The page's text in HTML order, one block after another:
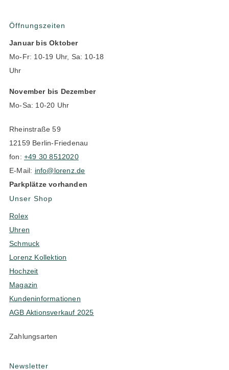
Öffnungszeiten
Januar bis Oktober
Mo-Fr: 10-19 Uhr, Sa: 10-18
Uhr
November bis Dezember
Mo-Sa: 10-20 Uhr
Rheinstraße 59
12159 Berlin-Friedenau
fon: +49 30 8512020
E-Mail: info@lorenz.de
Parkplätze vorhanden
Unser Shop
Rolex
Uhren
Schmuck
Lorenz Kollektion
Hochzeit
Magazin
Kundeninformationen
AGB Aktionsverkauf 2025
Zahlungsarten
Newsletter